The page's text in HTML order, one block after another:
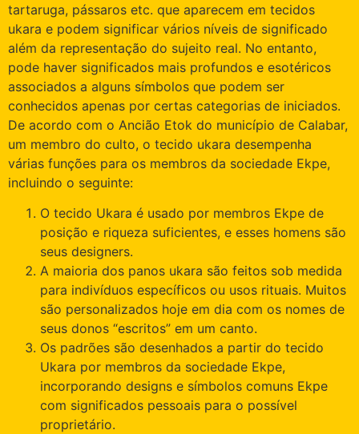
tartaruga, pássaros etc. que aparecem em tecidos
ukara e podem significar vários níveis de significado
além da representação do sujeito real. No entanto,
pode haver significados mais profundos e esotéricos
associados a alguns símbolos que podem ser
conhecidos apenas por certas categorias de iniciados.
De acordo com o Ancião Etok do município de Calabar,
um membro do culto, o tecido ukara desempenha
várias funções para os membros da sociedade Ekpe,
incluindo o seguinte:
O tecido Ukara é usado por membros Ekpe de
posição e riqueza suficientes, e esses homens são
seus designers.
A maioria dos panos ukara são feitos sob medida
para indivíduos específicos ou usos rituais. Muitos
são personalizados hoje em dia com os nomes de
seus donos “escritos” em um canto.
Os padrões são desenhados a partir do tecido
Ukara por membros da sociedade Ekpe,
incorporando designs e símbolos comuns Ekpe
com significados pessoais para o possível
proprietário.